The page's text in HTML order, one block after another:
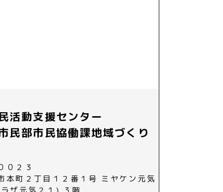
活動支援センター
民部市民協働課地域づくり
０２３
本町２丁目１２番１号 ミヤケン元気